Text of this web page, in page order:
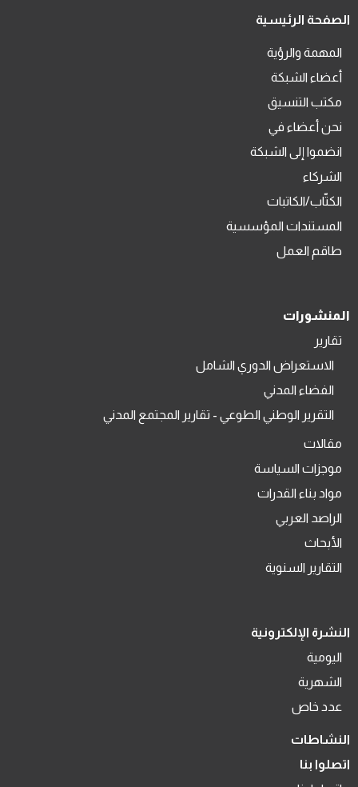
الصفحة الرئيسية
المهمة والرؤية
أعضاء الشبكة
مكتب التنسيق
نحن أعضاء في
انضموا إلى الشبكة
الشركاء
الكتّاب/الكاتبات
المستندات المؤسسية
طاقم العمل
المنشورات
تقارير
الاستعراض الدوري الشامل
الفضاء المدني
التقرير الوطني الطوعي - تقارير المجتمع المدني
مقالات
موجزات السياسة
مواد بناء القدرات
الراصد العربي
الأبحاث
التقارير السنوية
النشرة الإلكترونية
اليومية
الشهرية
عدد خاص
النشاطات
اتصلوا بنا